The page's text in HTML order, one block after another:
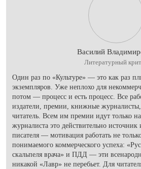
Василий
Литературный
Один раз по «Культуре» — это как раз
экземпляров. Уже неплохо для
потом — процесс и есть процесс. Все
издатели, премии, книжные журналисты,
читатель. Всем им премии идут только
журналиста это действительно
писателя — мотивация работать не
понимаемого коммерческого успеха:
скальпеля врача» и ПДД — эти
никакой «Лавр» не перебьет. Для